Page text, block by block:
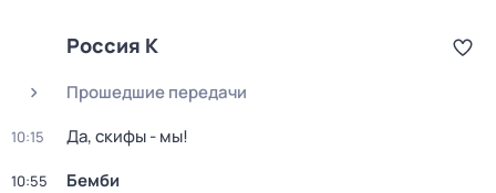
Россия К
Прошедшие передачи
10:15 Да, скифы - мы!
10:55 Бемби